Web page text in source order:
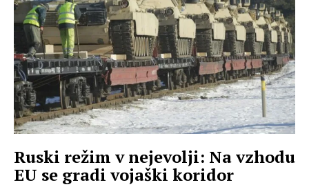
Ruski režim v nejevolji: Na vzhodu
EU se gradi vojaški koridor